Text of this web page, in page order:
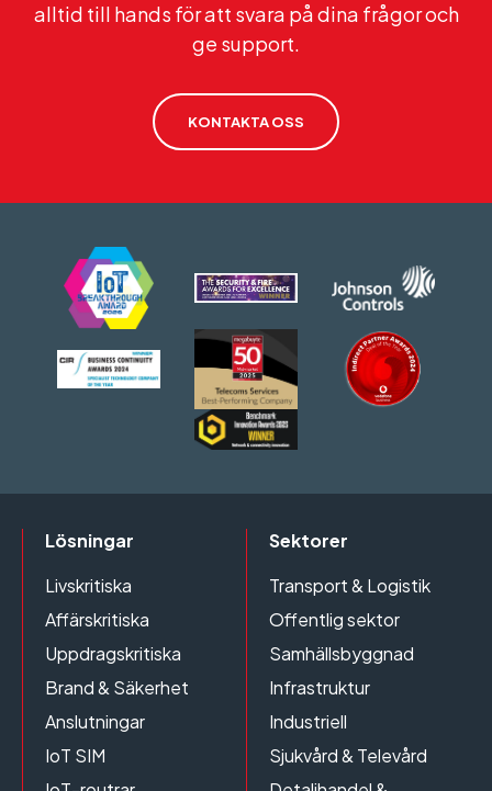
alltid till hands för att svara på dina frågor och
ge support.
KONTAKTA OSS
Lösningar
Livskritiska
Affärskritiska
Uppdragskritiska
Brand & Säkerhet
Anslutningar
IoT SIM
Sektorer
Transport & Logistik
Offentlig sektor
Samhällsbyggnad
Infrastruktur
Industriell
Sjukvård & Televård